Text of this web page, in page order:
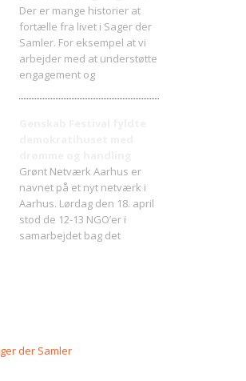
Der er mange historier at
fortælle fra livet i Sager der
Samler. For eksempel at vi
arbejder med at understøtte
engagement og
Grønt Netværk Aarhus er
navnet på et nyt netværk i
Aarhus. Lørdag den 18. april
stod de 12-13 NGO’er i
samarbejdet bag det
der Samler